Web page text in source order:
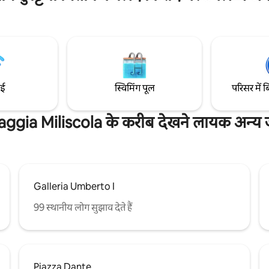
दुकानें हैं। चियाया समुद्र तट पैर (20
स्विमिंग पूल परिसर में
Miliscola के करीब देखने लायक अन्य
Galleria Umberto I
99 स्थानीय लोग सुझाव देते हैं